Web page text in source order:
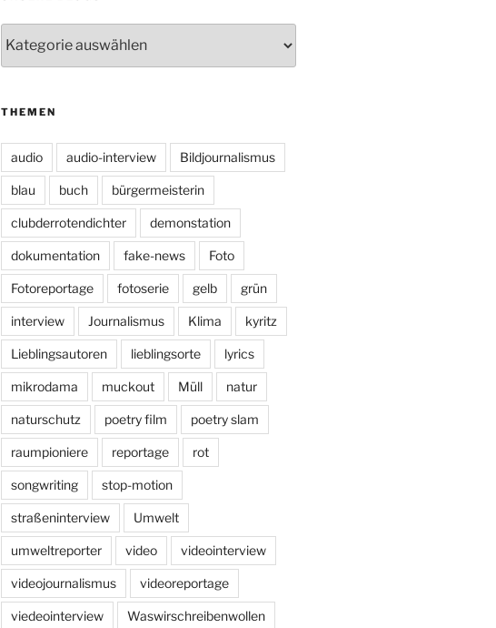
Blogs
THEMEN
audio audio-interview Bildjournalismus
blau buch bürgermeisterin
clubderrotendichter demonstation
dokumentation fake-news Foto
Fotoreportage fotoserie gelb grün
interview Journalismus Klima kyritz
Lieblingsautoren lieblingsorte lyrics
mikrodama muckout Müll natur
naturschutz poetry film poetry slam
raumpioniere reportage rot
songwriting stop-motion
straßeninterview Umwelt
umweltreporter video videointerview
videojournalismus videoreportage
viedeointerview Waswirschreibenwollen